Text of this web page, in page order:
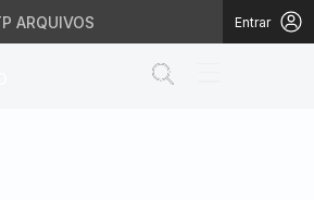
ARQUIVOS Entrar
de Gaza